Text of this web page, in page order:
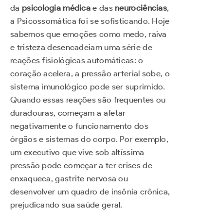
da psicologia médica e das neurociências,
a Psicossomática foi se sofisticando. Hoje
sabemos que emoções como medo, raiva
e tristeza desencadeiam uma série de
reações fisiológicas automáticas: o
coração acelera, a pressão arterial sobe, o
sistema imunológico pode ser suprimido.
Quando essas reações são frequentes ou
duradouras, começam a afetar
negativamente o funcionamento dos
órgãos e sistemas do corpo. Por exemplo,
um executivo que vive sob altíssima
pressão pode começar a ter crises de
enxaqueca, gastrite nervosa ou
desenvolver um quadro de insônia crônica,
prejudicando sua saúde geral.